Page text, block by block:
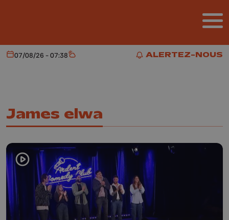
ALERTEZ-NOUS
ALERTEZ-NOUS
Aujourd'hui
07/08/26 - 07:38 Météo
James elwa